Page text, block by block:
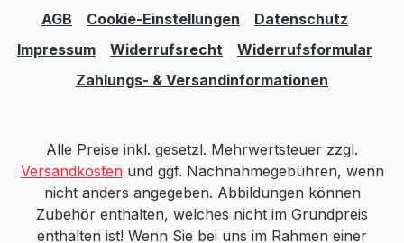
AGB Cookie-Einstellungen
Datenschutz
Impressum
Widerrufsrecht
Widerrufsformular
Zahlungs- & Versandinformationen
Alle Preise inkl. gesetzl. Mehrwertsteuer zzgl.
Versandkostenund ggf. Nachnahmegebühren, wenn
nicht anders angegeben. Abbildungen können
Zubehör enthalten, welches nicht im Grundpreis
enthalten ist! Wenn Sie bei uns im Rahmen einer